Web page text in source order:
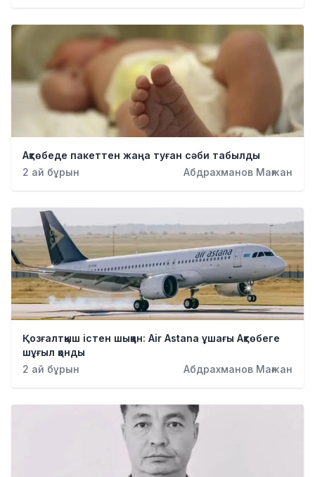
Ақтөбеде пакеттен жаңа туған сәби табылды
2 ай бұрын
Абдрахманов Мағжан
Қозғалтқыш істен шыққан: Air Astana ұшағы Ақтөбеге
шұғыл қонды
2 ай бұрын
Абдрахманов Мағжан